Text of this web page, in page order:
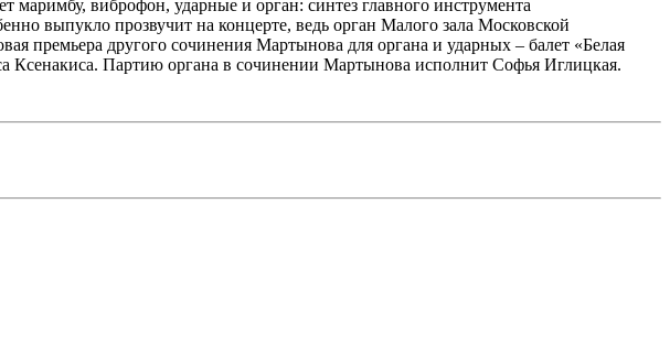
маримбу, виброфон, ударные и орган: синтез главного инструмента
выпукло прозвучит на концерте, ведь орган Малого зала Московской
премьера другого сочинения Мартынова для органа и ударных – балет «Белая
Ксенакиса. Партию органа в сочинении Мартынова исполнит Софья Иглицкая.